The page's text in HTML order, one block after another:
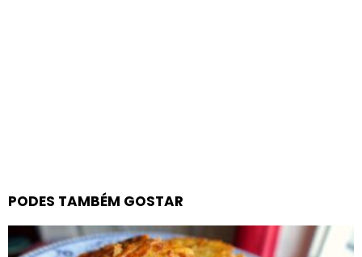
PODES TAMBÉM GOSTAR